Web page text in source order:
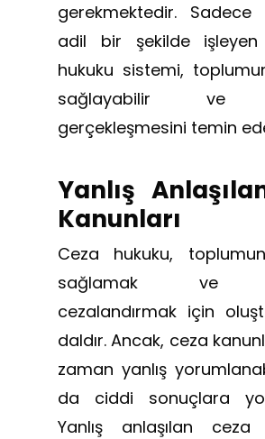
gerekmektedir.
adil bir şekilde
hukuku sistemi,
sağlayabilir ve
gerçekleşmesini temin
Yanlış
Kanunları
Ceza hukuku,
sağlamak ve
cezalandırmak için
daldır. Ancak, ceza
zaman yanlış
da ciddi sonuçlara
Yanlış anlaşılan ceza